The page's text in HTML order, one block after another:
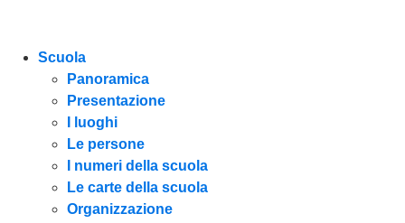
Scuola
Panoramica
Presentazione
I luoghi
Le persone
I numeri della scuola
Le carte della scuola
Organizzazione